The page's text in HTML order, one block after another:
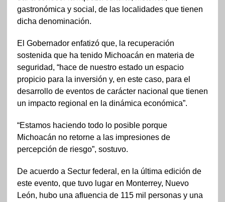
gastronómica y social, de las localidades que tienen
dicha denominación.
El Gobernador enfatizó que, la recuperación
sostenida que ha tenido Michoacán en materia de
seguridad, “hace de nuestro estado un espacio
propicio para la inversión y, en este caso, para el
desarrollo de eventos de carácter nacional que tienen
un impacto regional en la dinámica económica”.
“Estamos haciendo todo lo posible porque
Michoacán no retorne a las impresiones de
percepción de riesgo”, sostuvo.
De acuerdo a Sectur federal, en la última edición de
este evento, que tuvo lugar en Monterrey, Nuevo
León, hubo una afluencia de 115 mil personas y una